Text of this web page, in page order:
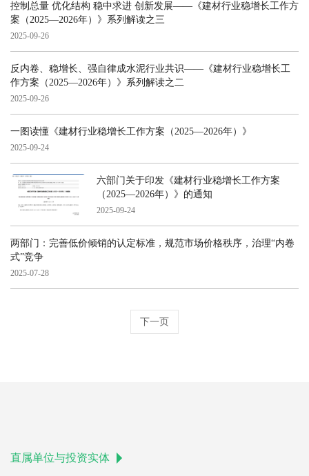
控制总量 优化结构 稳中求进 创新发展——《建材行业稳增长工作方
案（2025—2026年）》系列解读之三
2025-09-26
反内卷、稳增长、强自律成水泥行业共识——《建材行业稳增长工
作方案（2025—2026年）》系列解读之二
2025-09-26
一图读懂《建材行业稳增长工作方案（2025—2026年）》
2025-09-24
六部门关于印发《建材行业稳增长工作方案
（2025—2026年）》的通知
2025-09-24
两部门：完善低价倾销的认定标准，规范市场价格秩序，治理“内卷
式”竞争
2025-07-28
下一页
直属单位与投资实体